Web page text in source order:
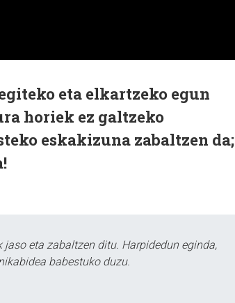
eta elkartzeko egun
horiek ez galtzeko
eskakizuna zabaltzen da;
eta zabaltzen ditu. Harpidedun eginda,
babestuko duzu.